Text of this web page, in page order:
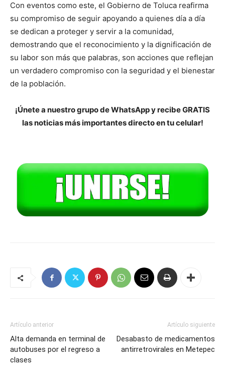
Con eventos como este, el Gobierno de Toluca reafirma
su compromiso de seguir apoyando a quienes día a día
se dedican a proteger y servir a la comunidad,
demostrando que el reconocimiento y la dignificación de
su labor son más que palabras, son acciones que reflejan
un verdadero compromiso con la seguridad y el bienestar
de la población.
¡Únete a nuestro grupo de WhatsApp y recibe GRATIS
las noticias más importantes directo en tu celular!
Artículo anterior
Alta demanda en terminal de
autobuses por el regreso a
clases
Artículo siguiente
Desabasto de medicamentos
antirretrovirales en Metepec